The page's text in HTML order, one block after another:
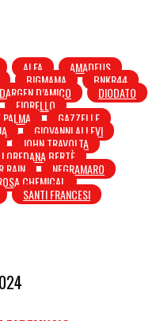
ALFA AMADEUS
BIGMAMA BNKR44
DARGEN D’AMICO DIODATO
FIORELLO
PALMA GAZZELLE
GIOVANNI ALLEVI
JOHN TRAVOLTA
LOREDANA BERTÈ
RAIN NEGRAMARO
CHEMICAL
SANTI FRANCESI